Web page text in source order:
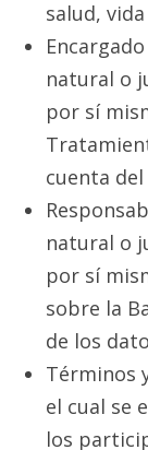
salud,
natural o
por sí
cuenta
natural o
por sí
sobre la
de los
Términos
el cual se
los